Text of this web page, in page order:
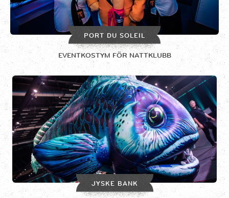
PORT DU SOLEIL
EVENTKOSTYM FÖR NATTKLUBB
JYSKE BANK